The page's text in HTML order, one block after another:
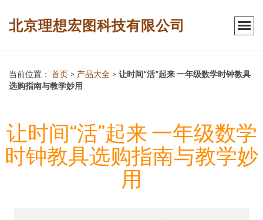
北京理想宏图科技有限公司
当前位置： 首页 > 产品大全 > 让时间“活”起来 一年级数学时钟教具
选购指南与教学妙用
让时间“活”起来 一年级数学
时钟教具选购指南与教学妙
用